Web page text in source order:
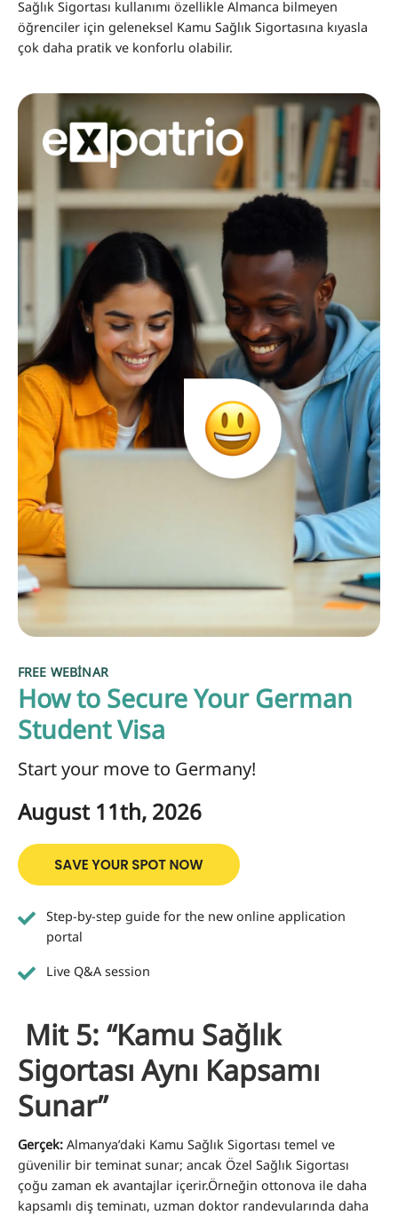
Sağlık Sigortası kullanımı özellikle Almanca bilmeyen
öğrenciler için geleneksel Kamu Sağlık Sigortasına kıyasla
çok daha pratik ve konforlu olabilir.
FREE WEBINAR
How to Secure Your German
Student Visa
Start your move to Germany!
August 11th, 2026
Step-by-step guide for the new online application
portal
Live Q&A session
Mit 5: “Kamu Sağlık
Sigortası Aynı Kapsamı
Sunar”
Gerçek: Almanya’daki Kamu Sağlık Sigortası temel ve
güvenilir bir teminat sunar; ancak Özel Sağlık Sigortası
çoğu zaman ek avantajlar içerir.Örneğin ottonova ile daha
kapsamlı diş teminatı, uzman doktor randevularında daha